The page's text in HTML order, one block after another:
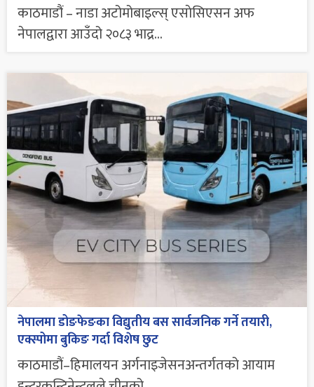
काठमाडौं – नाडा अटोमोबाइल्स् एसाेसिएसन अफ
नेपालद्वारा आउँदो २०८३ भाद्र...
नेपालमा डोङफेङका विद्युतीय बस सार्वजनिक गर्ने तयारी,
एक्स्पोमा बुकिङ गर्दा विशेष छुट
काठमाडौं–हिमालयन अर्गनाइजेसनअन्तर्गतको आयाम